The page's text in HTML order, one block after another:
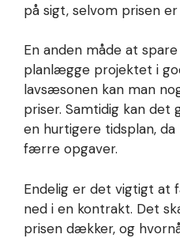
på sigt, selvom prisen er
En anden måde at
planlægge projektet i
lavsæsonen kan man
priser. Samtidig kan det
en hurtigere tidsplan,
færre opgaver.
Endelig er det vigtigt at
ned i en kontrakt. Det
prisen dækker, og